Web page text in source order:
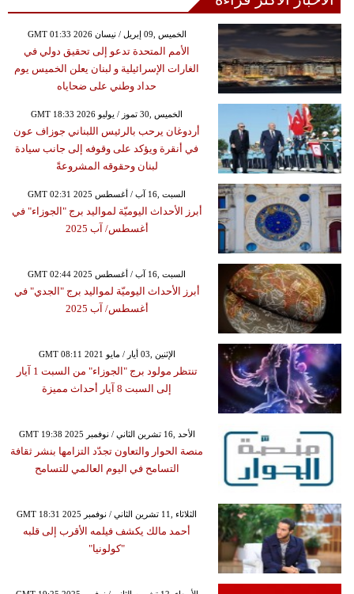
GMT 01:33 2026 الخميس ,09 إبريل / نيسان
الأمم المتحدة تدعو إلى تحقيق دولي في
الغارات الإسرائيلية و لبنان يعلن الخميس يوم
حداد وطني على ضحاياه
GMT 18:33 2026 الخميس ,30 تموز / يوليو
أردوغان يرحب بالرئيس اللبناني جوزاف عون
في أنقرة ويؤكد على وقوفه إلى جانب سيادة
لبنان وحقوقه المشروعةً
GMT 02:31 2025 السبت ,16 آب / أغسطس
أبرز الأحداث اليوميّة لمواليد برج "الجوزاء" في
أغسطس/ آب 2025
GMT 02:44 2025 السبت ,16 آب / أغسطس
أبرز الأحداث اليوميّة لمواليد برج "الجدي" في
أغسطس/ آب 2025
GMT 08:11 2021 الإثنين ,03 أيار / مايو
تنتظر مولود برج "الجوزاء" من السبت 1 آيار
إلى السبت 8 آيار أحداث مميزة
GMT 19:38 2025 الأحد ,16 تشرين الثاني / نوفمبر
منصة الحوار والتعاون تجدّد التزامها بنشر ثقافة
التسامح في اليوم العالمي للتسامح
GMT 18:31 2025 الثلاثاء ,11 تشرين الثاني / نوفمبر
أحمد مالك يكشف فيلمه الأقرب إلى قلبه
"كولونيا"